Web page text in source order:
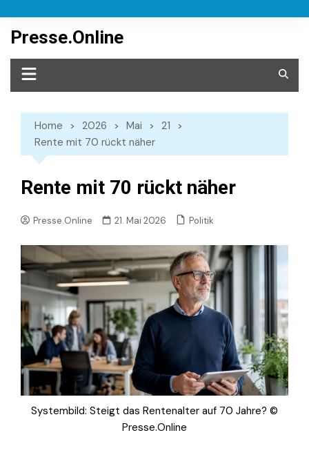
content
Presse.Online
Home 2026 Mai
21
Rente mit 70 rückt näher
Rente mit 70 rückt näher
Presse.Online 21. Mai 2026 Politik
Systembild: Steigt das Rentenalter auf 70 Jahre? ©
Presse.Online